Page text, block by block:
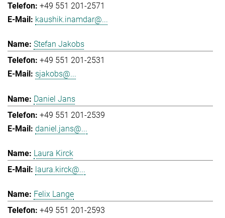
+49 551 201-2571
kaushik.inamdar@...
Stefan Jakobs
+49 551 201-2531
sjakobs@...
Daniel Jans
+49 551 201-2539
daniel.jans@...
Laura Kirck
laura.kirck@...
Felix Lange
+49 551 201-2593